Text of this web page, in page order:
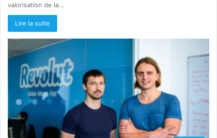
valorisation de la…
Lire la suite